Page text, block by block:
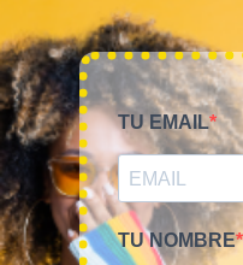
KILOS
Mix vestidos vintage
12€/Kg
60,00€–240,00€ (sin IVA)
TU EMAIL
TU NOMBRE